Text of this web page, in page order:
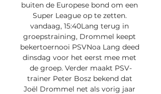
buiten de Europese bond om een
Super League op te zetten.
vandaag, 15:40Lang terug in
groepstraining, Drommel keept
bekertoernooi PSVNoa Lang deed
dinsdag voor het eerst mee met
de groep. Verder maakt PSV-
trainer Peter Bosz bekend dat
Joël Drommel net als vorig jaar